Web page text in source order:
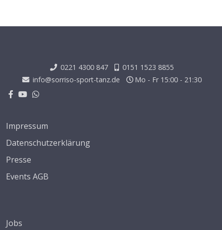
0221 4300 847
0151 1523 8855
info@sorriso-sport-tanz.de
Mo - Fr 15:00 - 21:30
Impressum
Datenschutzerklärung
Presse
Events AGB
Jobs